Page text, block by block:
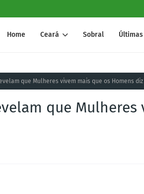
Home Ceará Sobral
que Mulheres vivem mais que os Homens diz
que